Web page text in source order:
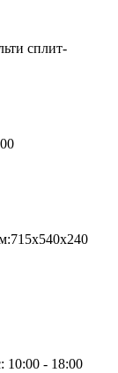
сплит-
715х540х240
10:00 - 18:00